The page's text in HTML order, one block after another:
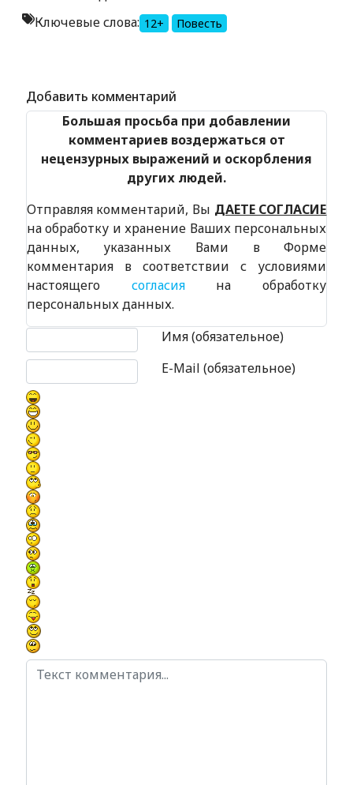
Ключевые слова: 12+ Повесть
Добавить комментарий
Большая просьба при добавлении
комментариев воздержаться от
нецензурных выражений и оскорбления
других людей.
Отправляя комментарий, Вы ДАЕТЕ СОГЛАСИЕ
на обработку и хранение Ваших персональных
данных, указанных Вами в Форме
комментария в соответствии с условиями
настоящего согласияна обработку
персональных данных.
Имя (обязательное)
E-Mail (обязательное)
Текст комментария